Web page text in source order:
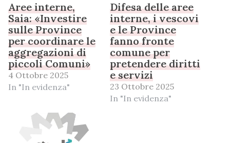
Aree interne,
Saia: «Investire
sulle Province
per coordinare le
aggregazioni di
piccoli Comuni»
4 Ottobre 2025
In "In evidenza"
Difesa delle aree
interne, i vescovi
e le Province
fanno fronte
comune per
pretendere diritti
e servizi
23 Ottobre 2025
In "In evidenza"